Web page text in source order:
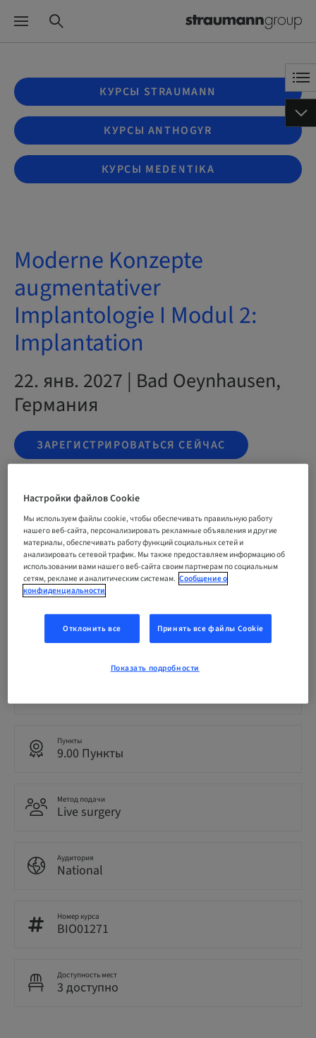
КУРСЫ STRAUMANN
КУРСЫ ANTHOGYR
КУРСЫ MEDENTIKA
Moderne Konzepte
augmentativer
Implantologie I Modul 2:
Implantation
22. янв. 2027 | Bad Oeynhausen,
Германия
ЗАРЕГИСТРИРОВАТЬСЯ СЕЙЧАС
Статус
bookable
Окончательный срок регистрации
22. янв. 2027 (UTC+1)
Цена на участника (применимы местные сборы)
EUR 259.00
Пункты
9.00 Пункты
Метод подачи
Live surgery
Аудитория
National
Номер курса
BIO01271
Доступность мест
3 доступно
Настройки файлов Cookie
Мы используем файлы cookie, чтобы обеспечивать правильную работу
нашего веб-сайта, персонализировать рекламные объявления и другие
материалы, обеспечивать работу функций социальных сетей и
анализировать сетевой трафик. Мы также предоставляем информацию об
использовании вами нашего веб-сайта своим партнерам по социальным
сетям, рекламе и аналитическим системам. Сообщение о
конфиденциальности
Отклонить все Принять все файлы Cookie
Показать подробности